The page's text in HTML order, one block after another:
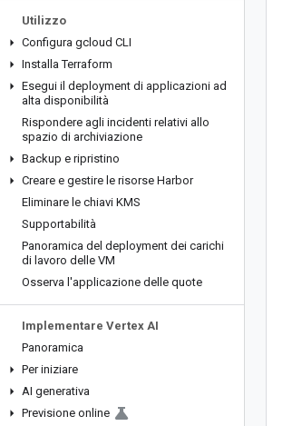
Utilizzo
Configura gcloud CLI
Installa Terraform
Esegui il deployment di applicazioni ad
alta disponibilità
Rispondere agli incidenti relativi allo
spazio di archiviazione
Backup e ripristino
Creare e gestire le risorse Harbor
Eliminare le chiavi KMS
Supportabilità
Panoramica del deployment dei carichi
di lavoro delle VM
Osserva l'applicazione delle quote
Implementare Vertex AI
Panoramica
Per iniziare
AI generativa
Previsione online